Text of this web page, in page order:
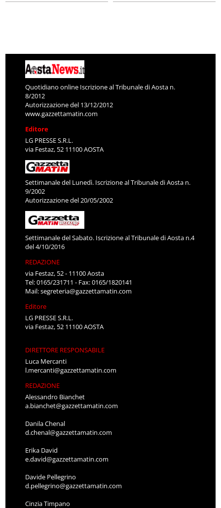
Quotidiano online Iscrizione al Tribunale di Aosta n.
8/2012
Autorizzazione del 13/12/2012
www.gazzettamatin.com
Editore
LG PRESSE S.R.L.
via Festaz, 52 11100 AOSTA
Settimanale del Lunedì. Iscrizione al Tribunale di Aosta n.
9/2002
Autorizzazione del 20/05/2002
Settimanale del Sabato. Iscrizione al Tribunale di Aosta n.4
del 4/10/2016
REDAZIONE
via Festaz, 52 - 11100 Aosta
Tel: 0165/231711 - Fax: 0165/1820141
Mail:segreteria@gazzettamatin.com
Editore
LG PRESSE S.R.L.
via Festaz, 52 11100 AOSTA
DIRETTORE RESPONSABILE
Luca Mercanti
l.mercanti@gazzettamatin.com
REDAZIONE
Alessandro Bianchet
a.bianchet@gazzettamatin.com
Danila Chenal
d.chenal@gazzettamatin.com
Erika David
e.david@gazzettamatin.com
Davide Pellegrino
d.pellegrino@gazzettamatin.com
Cinzia Timpano